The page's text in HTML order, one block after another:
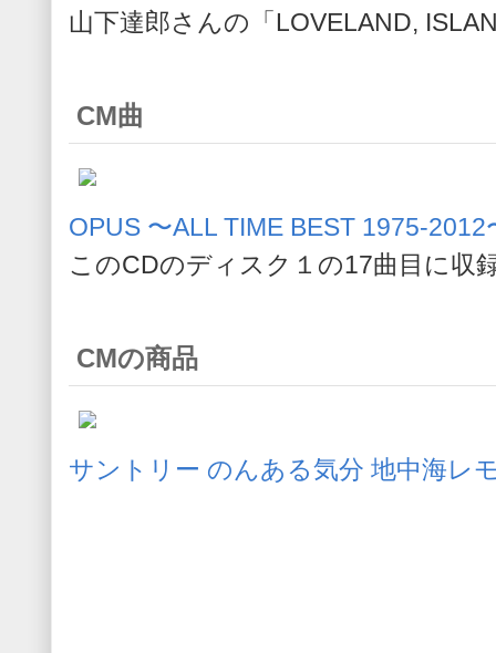
山下達郎さんの「LOVELAND,
CM曲
OPUS 〜ALL TIME BEST 1975-
このCDのディスク１の17曲目に収
CMの商品
サントリー のんある気分 地中海レ